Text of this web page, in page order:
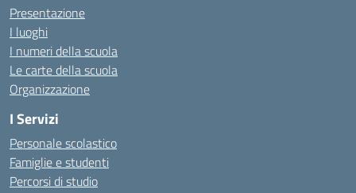
Presentazione
I luoghi
I numeri della scuola
Le carte della scuola
Organizzazione
I Servizi
Personale scolastico
Famiglie e studenti
Percorsi di studio